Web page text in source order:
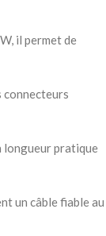
il permet de
connecteurs
longueur pratique
un câble fiable au